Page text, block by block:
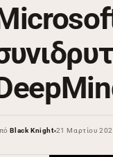
Black Knight 21 Μαρτίου